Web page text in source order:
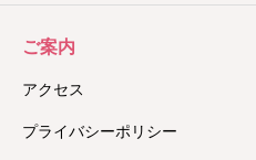
ご案内
アクセス
プライバシーポリシー